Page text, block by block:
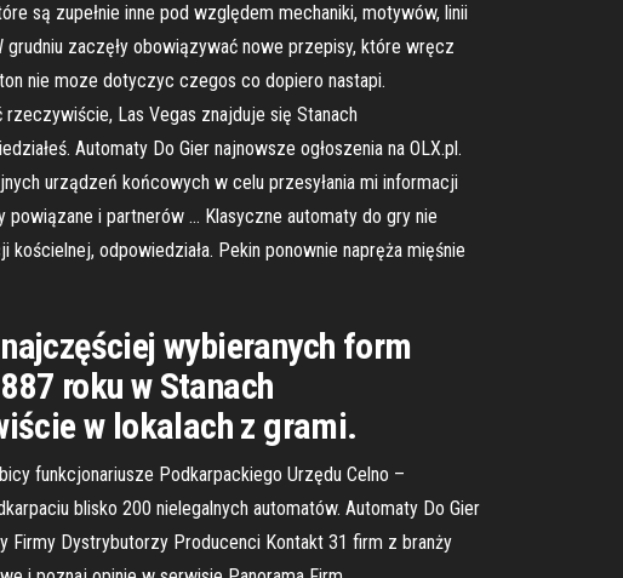
są zupełnie inne pod względem mechaniki, motywów, linii
zaczęły obowiązywać nowe przepisy, które wręcz
nie moze dotyczyc czegos co dopiero nastapi.
Las Vegas znajduje się Stanach
Automaty Do Gier najnowsze ogłoszenia na OLX.pl.
urządzeń końcowych w celu przesyłania mi informacji
i partnerów … Klasyczne automaty do gry nie
odpowiedziała. Pekin ponownie napręża mięśnie
wybieranych form
roku w Stanach
w lokalach z grami.
funkcjonariusze Podkarpackiego Urzędu Celno –
blisko 200 nielegalnych automatów. Automaty Do Gier
Firmy Dystrybutorzy Producenci Kontakt 31 firm z branży